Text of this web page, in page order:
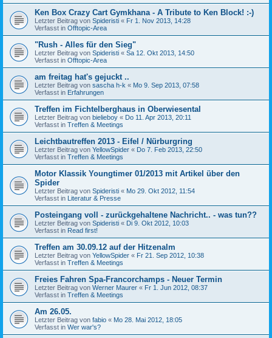
Ken Box Crazy Cart Gymkhana - A Tribute to Ken Block! :-)
Letzter Beitrag von Spideristi « Fr 1. Nov 2013, 14:28
Verfasst in Offtopic-Area
"Rush - Alles für den Sieg"
Letzter Beitrag von Spideristi « Sa 12. Okt 2013, 14:50
Verfasst in Offtopic-Area
am freitag hat's gejuckt ..
Letzter Beitrag von sascha h-k « Mo 9. Sep 2013, 07:58
Verfasst in Erfahrungen
Treffen im Fichtelberghaus in Oberwiesental
Letzter Beitrag von bielieboy « Do 11. Apr 2013, 20:11
Verfasst in Treffen & Meetings
Leichtbautreffen 2013 - Eifel / Nürburgring
Letzter Beitrag von YellowSpider « Do 7. Feb 2013, 22:50
Verfasst in Treffen & Meetings
Motor Klassik Youngtimer 01/2013 mit Artikel über den
Spider
Letzter Beitrag von Spideristi « Mo 29. Okt 2012, 11:54
Verfasst in Literatur & Presse
Posteingang voll - zurückgehaltene Nachricht.. - was tun??
Letzter Beitrag von Spideristi « Di 9. Okt 2012, 10:03
Verfasst in Read first!
Treffen am 30.09.12 auf der Hitzenalm
Letzter Beitrag von YellowSpider « Fr 21. Sep 2012, 10:38
Verfasst in Treffen & Meetings
Freies Fahren Spa-Francorchamps - Neuer Termin
Letzter Beitrag von Werner Maurer « Fr 1. Jun 2012, 08:37
Verfasst in Treffen & Meetings
Am 26.05.
Letzter Beitrag von fabio « Mo 28. Mai 2012, 18:05
Verfasst in Wer war's?